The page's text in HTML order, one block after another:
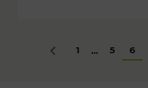
Zurück
1 ... 5 6